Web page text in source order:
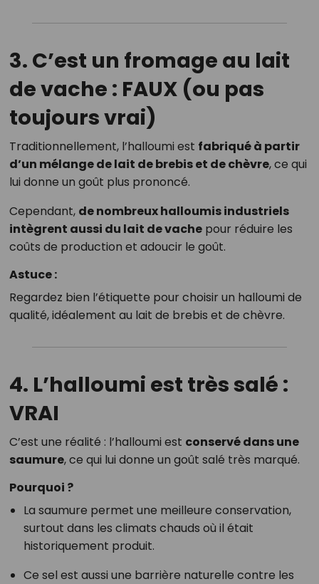
3. C’est un fromage au lait
de vache : FAUX (ou pas
toujours vrai)
Traditionnellement, l’halloumi est fabriqué à partir
d’un mélange de lait de brebis et de chèvre, ce qui
lui donne un goût plus prononcé.
Cependant, de nombreux halloumis industriels
intègrent aussi du lait de vachepour réduire les
coûts de production et adoucir le goût.
Astuce :
Regardez bien l’étiquette pour choisir un halloumi de
qualité, idéalement au lait de brebis et de chèvre.
4. L’halloumi est très salé :
VRAI
C’est une réalité : l’halloumi est conservé dans une
saumure, ce qui lui donne un goût salé très marqué.
Pourquoi ?
La saumure permet une meilleure conservation,
surtout dans les climats chauds où il était
historiquement produit.
Ce sel est aussi une barrière naturelle contre les